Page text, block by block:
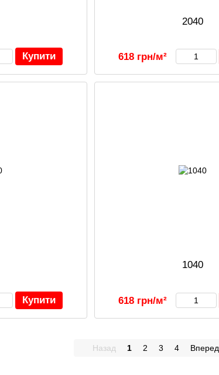
Купити
2040
618 грн/м²
Купити
1040
618 грн/м²
Назад 1 2 3 4 Вперед